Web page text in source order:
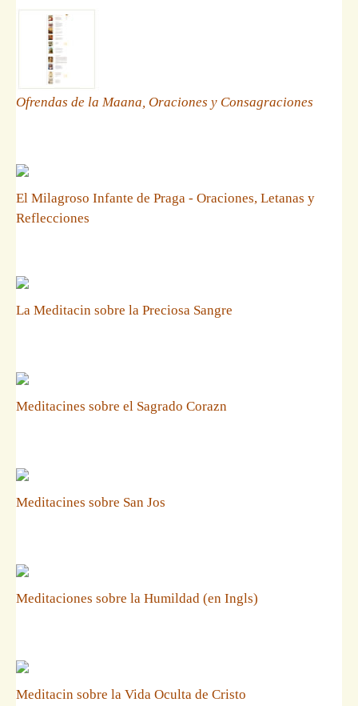
Ofrendas de la Maana, Oraciones y Consagraciones
El Milagroso Infante de Praga - Oraciones, Letanas y
Reflecciones
La Meditacin sobre la Preciosa Sangre
Meditacines sobre el Sagrado Corazn
Meditacines sobre San Jos
Meditaciones sobre la Humildad (en Ingls)
Meditacin sobre la Vida Oculta de Cristo